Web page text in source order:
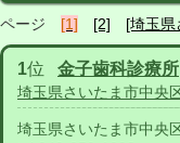
ページ [1] [2] [埼玉県
1位 金子歯科診療所
埼玉県さいたま市中央
埼玉県さいたま市中